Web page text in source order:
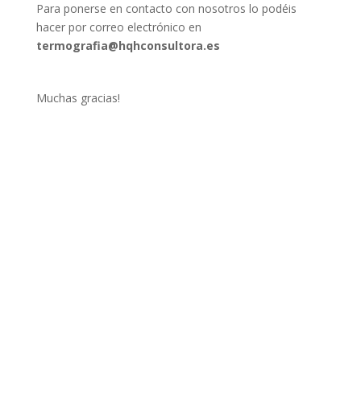
Para ponerse en contacto con nosotros lo podéis
hacer por correo electrónico en
termografia@hqhconsultora.es
Muchas gracias!